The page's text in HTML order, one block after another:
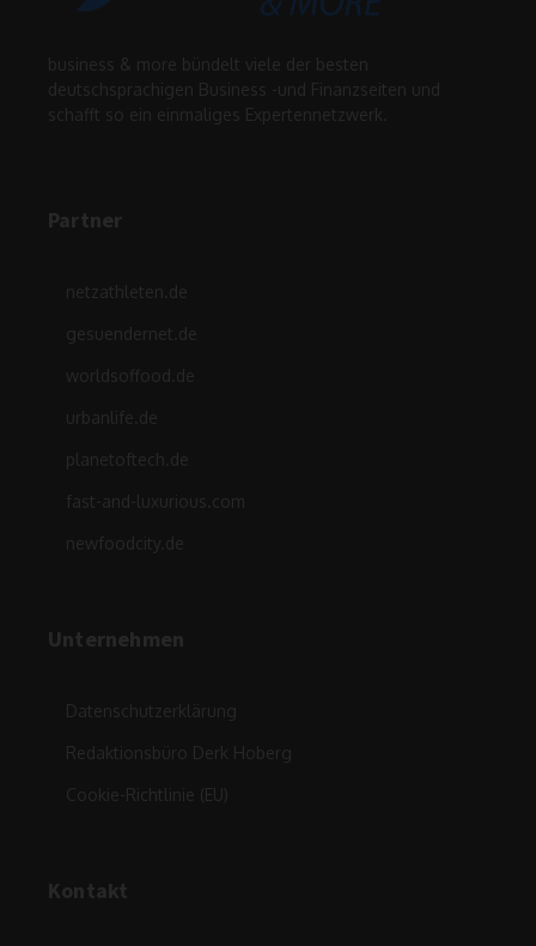
business & more bündelt viele der besten
deutschsprachigen Business -und Finanzseiten und
schafft so ein einmaliges Expertennetzwerk.
Partner
netzathleten.de
gesuendernet.de
worldsoffood.de
urbanlife.de
planetoftech.de
fast-and-luxurious.com
newfoodcity.de
Unternehmen
Datenschutzerklärung
Redaktionsbüro Derk Hoberg
Cookie-Richtlinie (EU)
Kontakt